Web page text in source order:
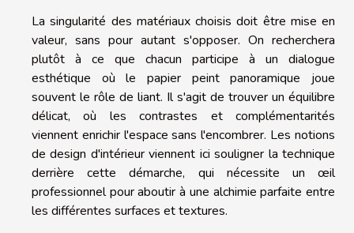
La singularité des matériaux choisis doit être mise en
valeur, sans pour autant s'opposer. On recherchera
plutôt à ce que chacun participe à un dialogue
esthétique où le papier peint panoramique joue
souvent le rôle de liant. Il s'agit de trouver un équilibre
délicat, où les contrastes et complémentarités
viennent enrichir l'espace sans l'encombrer. Les notions
de design d'intérieur viennent ici souligner la technique
derrière cette démarche, qui nécessite un œil
professionnel pour aboutir à une alchimie parfaite entre
les différentes surfaces et textures.